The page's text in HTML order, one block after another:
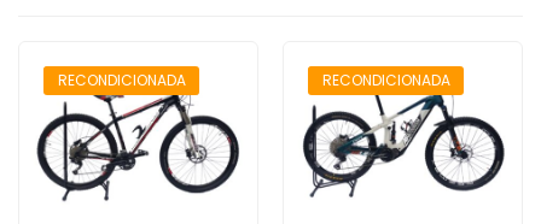
RECONDICIONADA
RECONDICIONADO RECONDICIONADA
RECONDICIONADO